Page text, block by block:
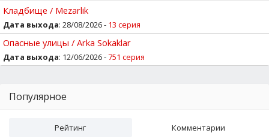
Кладбище / Mezarlik
Дата выхода: 28/08/2026 - 13 серия
Опасные улицы / Arka Sokaklar
Дата выхода: 12/06/2026 -751 серия
Популярное
Рейтинг Комментарии